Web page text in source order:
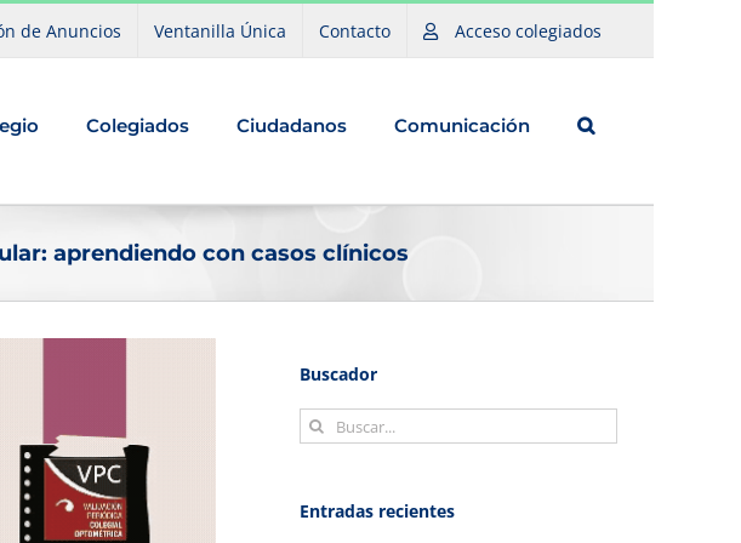
de Anuncios Ventanilla Única Contacto Acceso colegiados
Colegiados Ciudadanos Comunicación
aprendiendo con casos clínicos
Buscador
Buscar:
Entradas recientes